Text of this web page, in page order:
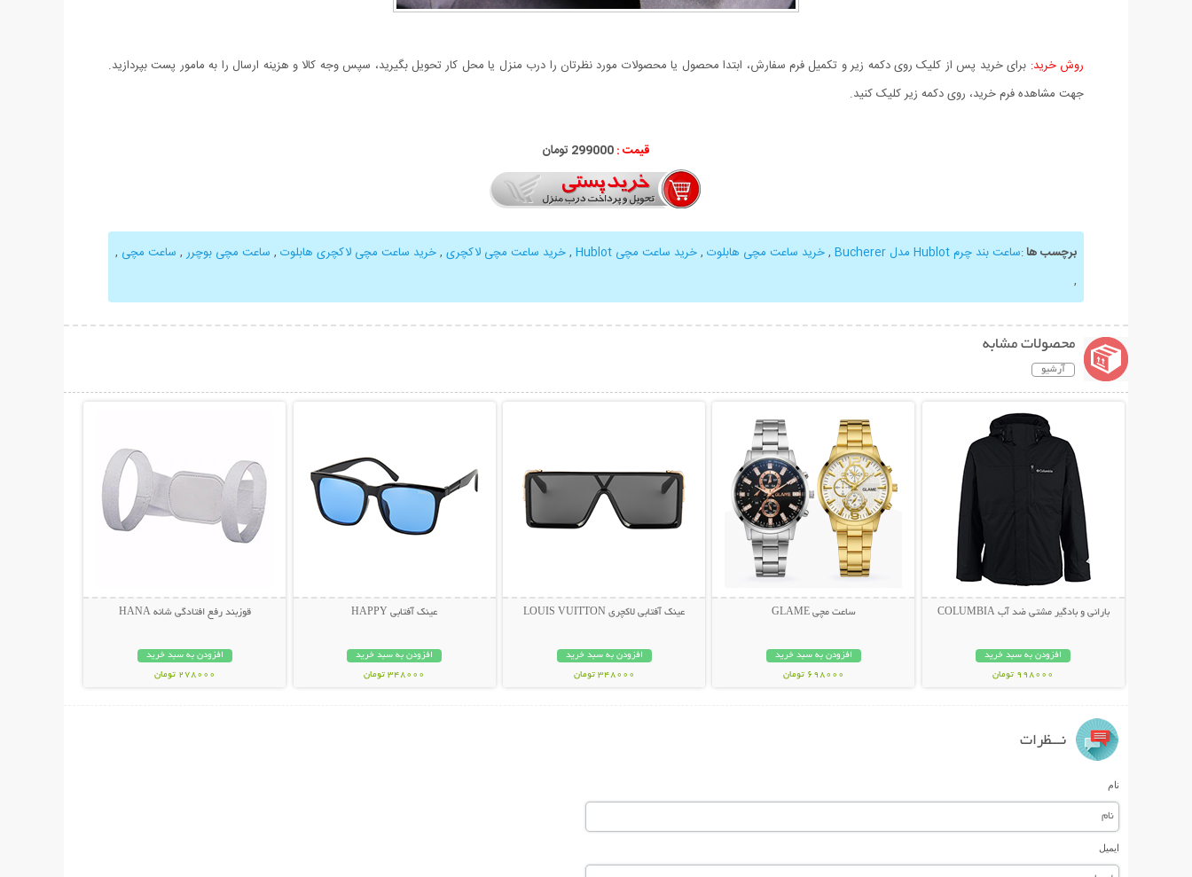
روش خرید: برای خرید پس از کلیک روی دکمه زیر و تکمیل فرم سفارش، ابتدا محصول یا محصولات مورد نظرتان را درب منزل یا محل کار تحویل بگیرید، سپس وجه کالا و هزینه ارسال را به مامور پست بپردازید.
جهت مشاهده فرم خرید، روی دکمه زیر کلیک کنید.
قیمت :299000 تومان
برچسب ها:ساعت بند چرم Hublot مدل Bucherer ,خرید ساعت مچی هابلوت ,خرید ساعت مچی Hublot ,خرید ساعت مچی لاکچری ,خرید ساعت مچی لاکچری هابلوت , ساعت مچی بوچرر , ساعت مچی ,
,
محصولات مشابه
آرشیو
بارانی و بادگیر مشتی ضد آب COLUMBIA
افزودن به سبد خرید
998000 تومان
ساعت مچی GLAME
افزودن به سبد خرید
698000 تومان
عینک آفتابی لاکچری LOUIS VUITTON
افزودن به سبد خرید
348000 تومان
عینک آفتابی HAPPY
افزودن به سبد خرید
348000 تومان
قوزبند رفع افتادگی شانه HANA
افزودن به سبد خرید
278000 تومان
نـــظرات
نام
ایمیل